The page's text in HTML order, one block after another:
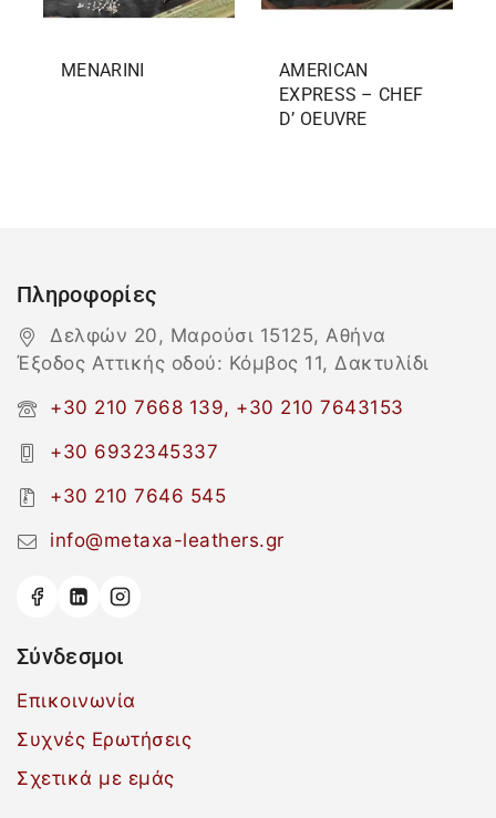
MENARINI
AMERICAN
EXPRESS – CHEF
D’ OEUVRE
Πληροφορίες
Δελφών 20, Μαρούσι 15125, Αθήνα
Έξοδος Αττικής οδού: Κόμβος 11, Δακτυλίδι
+30 210 7668 139, +30 210 7643153
+30 6932345337
+30 210 7646 545
info@metaxa-leathers.gr
Σύνδεσμοι
Επικοινωνία
Συχνές Ερωτήσεις
Σχετικά με εμάς